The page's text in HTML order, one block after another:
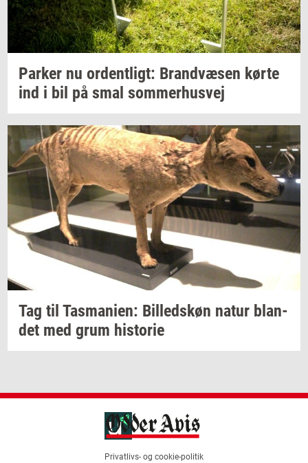
Par­ker nu or­dent­ligt: Brand­væ­sen kørte
ind i bil på smal som­mer­hus­vej
Tag til Tas­ma­ni­en: Bil­leds­køn natur blan­
det med grum hi­sto­rie
Privatlivs- og cookie-politik